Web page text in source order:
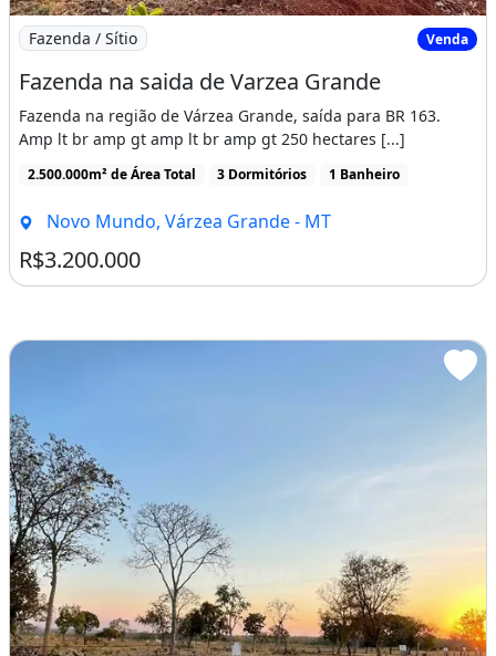
Imagem: Fazenda na saida de Varzea Grande
Fazenda / Sítio Venda
Fazenda na saida de Varzea Grande
Fazenda na região de Várzea Grande, saída para BR 163.
Amp lt br amp gt amp lt br amp gt 250 hectares [...]
2.500.000m² de Área Total 3 Dormitórios 1 Banheiro
Novo Mundo, Várzea Grande - MT
R$3.200.000